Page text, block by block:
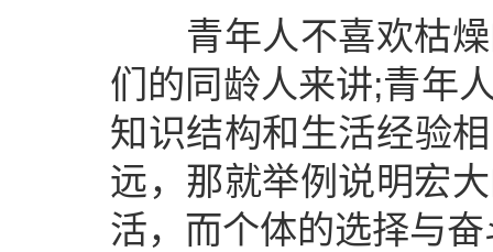
青年人不喜欢枯燥
们的同龄人来讲;青年
知识结构和生活经验
远，那就举例说明宏
活，而个体的选择与